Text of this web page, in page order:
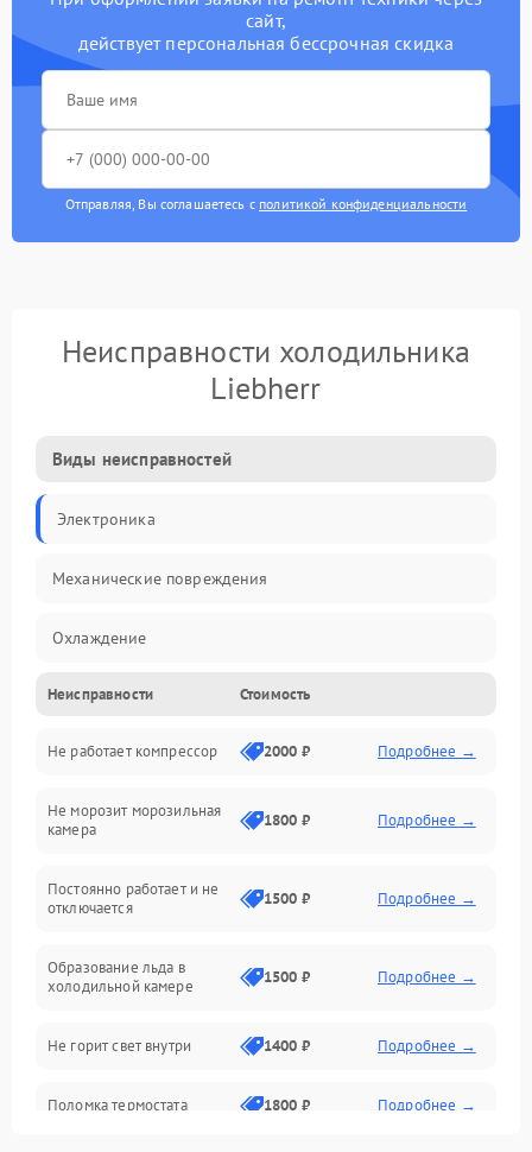
сайт,
действует персональная бессрочная скидка
Отправляя, Вы соглашаетесь с политикой конфиденциальности
Неисправности холодильника
Liebherr
Виды неисправностей
Электроника
Механические повреждения
Охлаждение
Механика
Электропитание
Дренаж
Неисправности Стоимость
Не работает компрессор 2000 ₽ Подробнее →
Не морозит морозильная
камера
1800 ₽ Подробнее →
Постоянно работает и не
отключается
1500 ₽ Подробнее →
Образование льда в
холодильной камере
1500 ₽ Подробнее →
Не горит свет внутри 1400 ₽ Подробнее →
Поломка термостата 1800 ₽ Подробнее →